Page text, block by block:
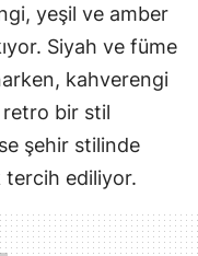
yeşil ve amber
Siyah ve füme
kahverengi
retro bir stil
şehir stilinde
ediliyor.